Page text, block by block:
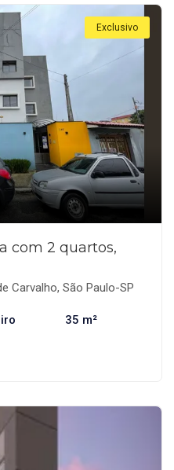
Exclusivo
com 2 quartos,
Carvalho, São Paulo-SP
35 m²